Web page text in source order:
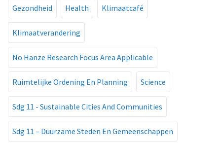
Gezondheid Health Klimaatcafé
Klimaatverandering
No Hanze Research Focus Area Applicable
Ruimtelijke Ordening En Planning Science
Sdg 11 - Sustainable Cities And Communities
Sdg 11 – Duurzame Steden En Gemeenschappen